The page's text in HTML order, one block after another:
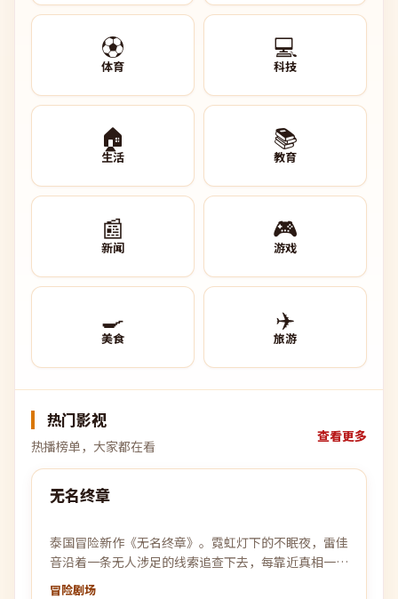
⚽
体育
💻
科技
🏠
生活
📚
教育
📰
新闻
🎮
游戏
🍳
美食
✈️
旅游
热门影视
热播榜单，大家都在看
查看更多
热门
99:06
无名终章
泰国冒险新作《无名终章》。霓虹灯下的不眠夜，雷佳
音沿着一条无人涉足的线索追查下去，每靠近真相一
步，黑暗就更加贴近。
冒险剧场